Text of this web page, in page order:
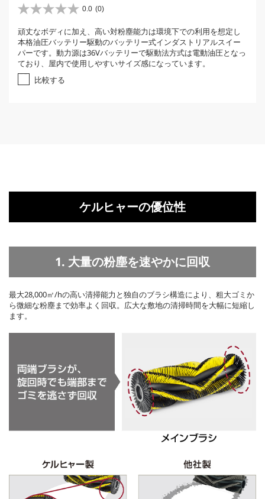
0.0 (0)
星
.
0
／
5
で
頑丈なボディに加え、高い対粉塵能力は環境下での利用を想定し
本格油圧バッテリー駆動のバッテリー式インダストリアルスイー
パーです。動力源は36Vバッテリーで駆動法方式は電動油圧となっ
ており、屋内で使用しやすいサイズ感になっています。
比較する
ケルヒャーの優位性
1. 大量の粉塵を速やかに回収
最大28,000㎡/hの高い清掃能力と独自のブラシ構造により、粗大ゴミか
ら微細な粉塵まで効率よく回収。広大な敷地の清掃時間を大幅に短縮し
ます。